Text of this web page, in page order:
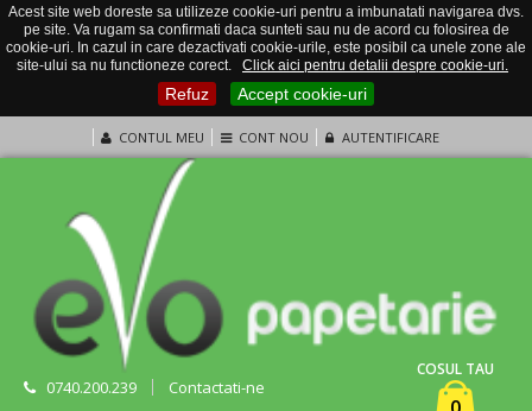
Acest site web doreste sa utilizeze cookie-uri pentru a imbunatati navigarea dvs.
pe site. Va rugam sa confirmati daca sunteti sau nu de acord cu folosirea de
cookie-uri. In cazul in care dezactivati cookie-urile, este posibil ca unele zone ale
site-ului sa nu functioneze corect.
Click aici pentru detalii despre cookie-uri.
Refuz Accept cookie-uri
CONTUL MEU CONT NOU AUTENTIFICARE
0740.200.239 Contactati-ne
COSUL TAU